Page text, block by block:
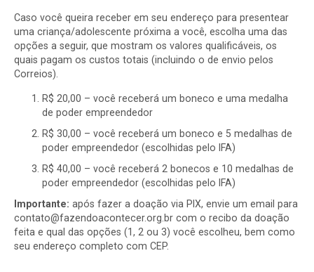
Caso você queira receber em seu endereço para presentear
uma criança/adolescente próxima a você, escolha uma das
opções a seguir, que mostram os valores qualificáveis, os
quais pagam os custos totais (incluindo o de envio pelos
Correios).
R$ 20,00 – você receberá um boneco e uma medalha
de poder empreendedor
R$ 30,00 – você receberá um boneco e 5 medalhas de
poder empreendedor (escolhidas pelo IFA)
R$ 40,00 – você receberá 2 bonecos e 10 medalhas de
poder empreendedor (escolhidas pelo IFA)
Importante: após fazer a doação via PIX, envie um email para
contato@fazendoacontecer.org.br com o recibo da doação
feita e qual das opções (1, 2 ou 3) você escolheu, bem como
seu endereço completo com CEP.